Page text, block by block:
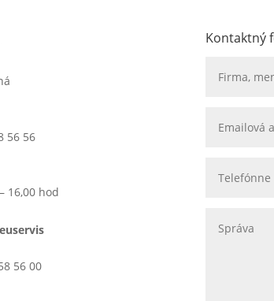
56 56
16,00 hod
56 00
Kontaktný